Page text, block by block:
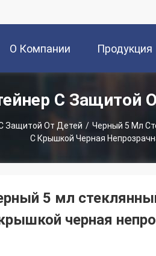
О Компании Продукция
С Защитой
Защитой От Детей / Черный 5 Мл
С Крышкой Черная
5 мл
черная